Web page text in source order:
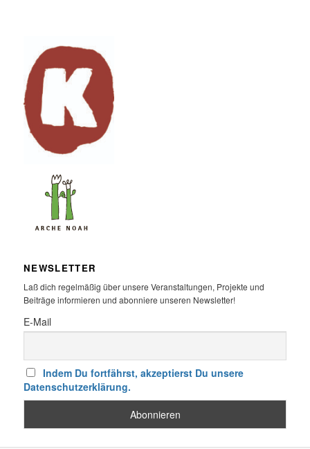
NEWSLETTER
Laß dich regelmäßig über unsere Veranstaltungen, Projekte und
Beiträge informieren und abonniere unseren Newsletter!
E-Mail
Indem Du fortfährst, akzeptierst Du unsere
Datenschutzerklärung.